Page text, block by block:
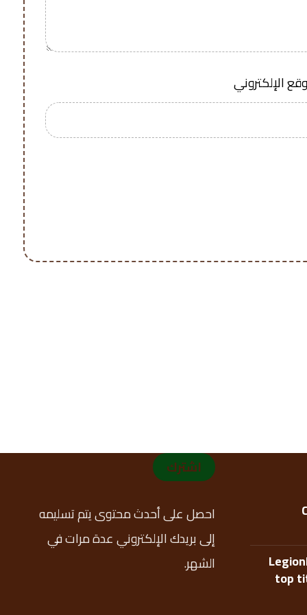
الإلكتروني
top
اشترك
احصل على أحدث محتوى يتم تسليمه
إلى بريدك الإلكتروني عدة مرات في
الشهر.